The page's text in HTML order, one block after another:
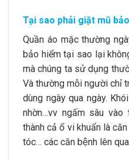
Tại sao phải giặt mũ
Quần áo mặc thường
bảo hiểm tại sao lại
mà chúng ta sử dụng
Và thường mỗi người chỉ
dùng ngày qua ngày.
nhờn…vv ngấm sâu
thành cả ổ vi khuẩn là
tóc… các căn bệnh lên